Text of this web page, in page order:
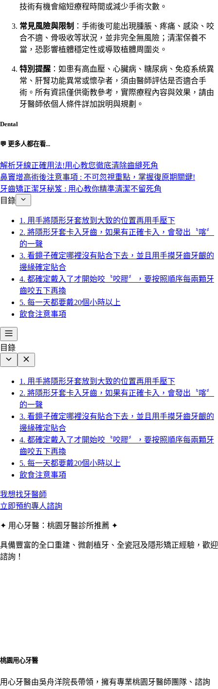
技術有機會縮短療程時間或減少手術次數。
常見風險與限制 ：手術後可能出現腫脹、疼痛、感染、咬
合不適、骨吸收等狀況，並非完全無風險；清潔保養不
當，恐影響植體穩定性或導致植體周圍炎。
特別提醒 ：如患有高血壓、心臟病、糖尿病、免疫系統異
常、肝腎功能異常或懷孕者，須由醫師評估是否適合手
術。所有資訊僅供衛教參考，實際療程內容與效果，請由
牙醫師依個人條件詳加說明與規劃。
Dental
💬 更多人都在看...
解析牙線正確用法!用心教您徹底清除齒縫死角
鼻竇增高術後注意事項 : 不可忽視重點，掌握復原期關鍵!
牙齒矯正潔牙秘笈 : 用心教你精準清潔不留死角
目錄
1. 用手將隱形牙套放到大致的位置再用手壓下
2. 將隱形牙套卡入牙齒，如果有正確卡入，會發出〝喀〞
的一聲
3. 看鏡子確定哪裡沒有貼合下去，並且用手摸牙齒牙齦的
邊緣確定貼合
4. 都確定戴入了才開始咬〝咬膠〞，要按照順序每兩顆牙
齒咬五下再換
5. 每一天都要戴20個小時以上
飲食注意事項
目錄
1. 用手將隱形牙套放到大致的位置再用手壓下
2. 將隱形牙套卡入牙齒，如果有正確卡入，會發出〝喀〞
的一聲
3. 看鏡子確定哪裡沒有貼合下去，並且用手摸牙齒牙齦的
邊緣確定貼合
4. 都確定戴入了才開始咬〝咬膠〞，要按照順序每兩顆牙
齒咬五下再換
5. 每一天都要戴20個小時以上
飲食注意事項
我想找牙醫師
立即預約專人諮詢
✦ 用心牙醫：桃園牙醫診所推薦 ✦
具備豐富的全口重建、微創植牙、全瓷冠及隱形矯正經驗，歡迎
諮詢！
桃園用心牙醫
用心牙醫由吳舟洋院長帶領，擁有專業桃園牙醫師團隊、諮詢